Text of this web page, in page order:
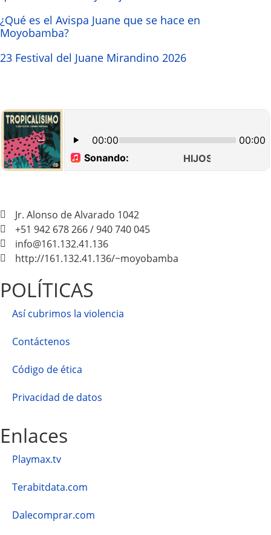
¿Qué es el Avispa Juane que se hace en
Moyobamba?
23 Festival del Juane Mirandino 2026
Jr. Alonso de Alvarado 1042
+51 942 678 266 / 940 740 045
info@161.132.41.136
http://161.132.41.136/~moyobamba
POLÍTICAS
Así cubrimos la violencia
Contáctenos
Código de ética
Privacidad de datos
Enlaces
Playmax.tv
Terabitdata.com
Dalecomprar.com